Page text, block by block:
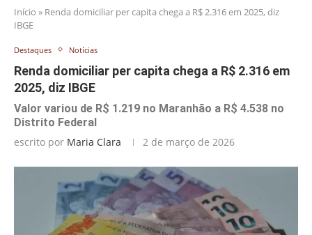
Início » Renda domiciliar per capita chega a R$ 2.316 em 2025, diz
IBGE
Destaques Notícias
Renda domiciliar per capita chega a R$ 2.316 em
2025, diz IBGE
Valor variou de R$ 1.219 no Maranhão a R$ 4.538 no
Distrito Federal
escrito por Maria Clara 2 de março de 2026